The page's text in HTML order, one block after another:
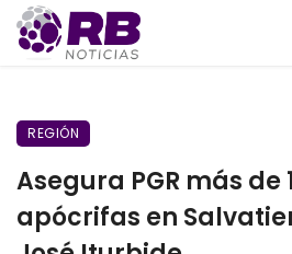
REGIÓN
Asegura PGR más de
apócrifas en